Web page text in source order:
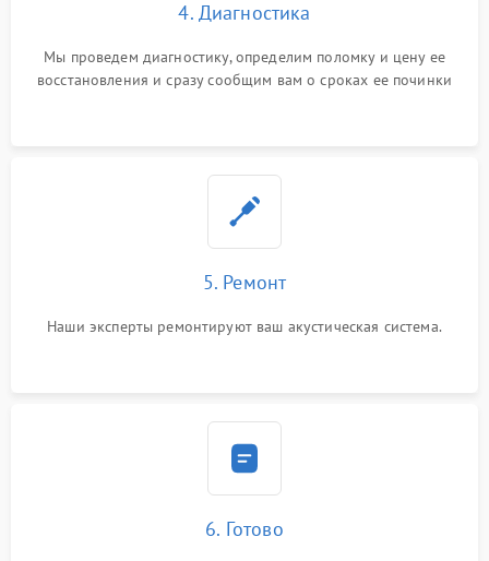
4. Диагностика
Мы проведем диагностику, определим поломку и цену ее
восстановления и сразу сообщим вам о сроках ее починки
5. Ремонт
Наши эксперты ремонтируют ваш акустическая система.
6. Готово